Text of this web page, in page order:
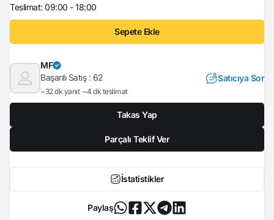
Teslimat: 09:00 - 18:00
Sepete Ekle
MF
Başarılı Satış : 62
~32 dk yanıt ~4 dk teslimat
Satıcıya Sor
Takas Yap
Parçalı Teklif Ver
İstatistikler
Paylaş